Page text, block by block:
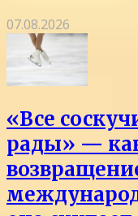
07.08.2026
«Все
рады» —